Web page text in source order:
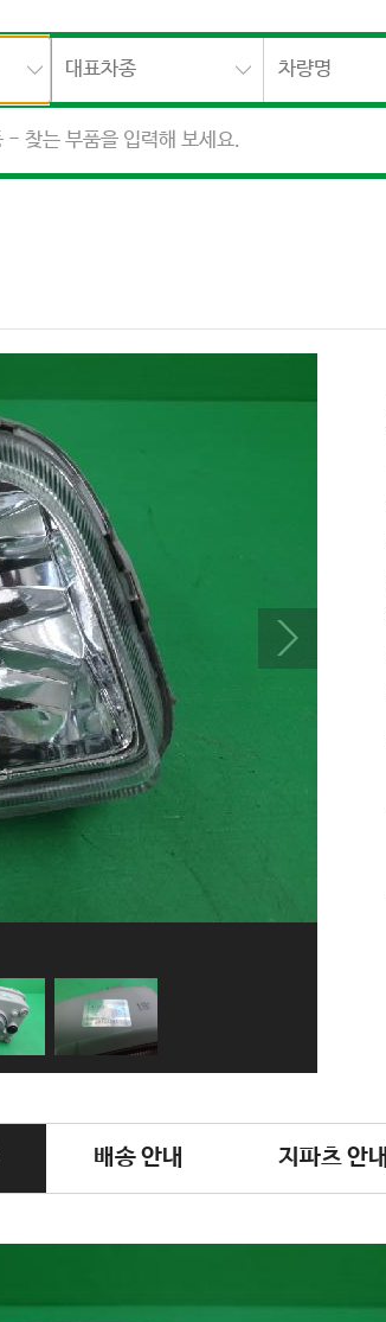
대표차종 차량명
배송 안내 지파츠 안내